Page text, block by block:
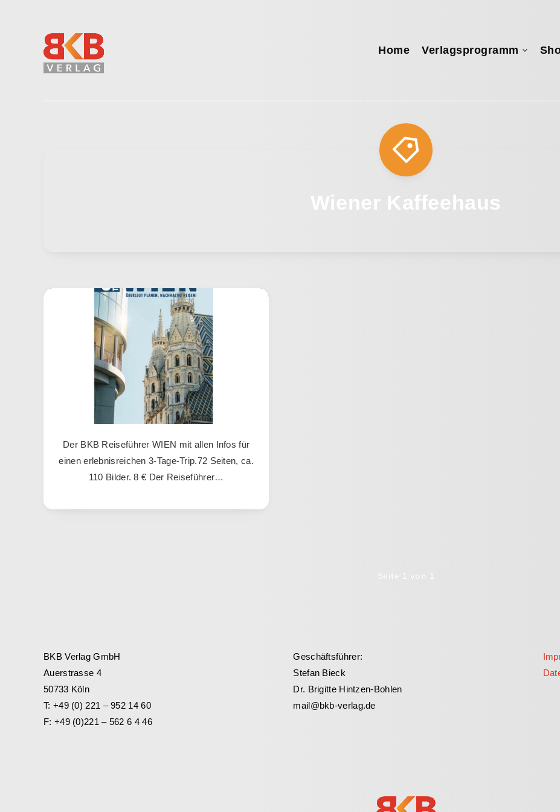
Home Verlagsprogramm
Wiener Kaffeehaus
Der BKB Reiseführer WIEN mit allen Infos für
einen erlebnisreichen 3-Tage-Trip.72 Seiten, ca.
110 Bilder. 8 € Der Reiseführer…
Seite 1 von 1
BKB Verlag GmbH
Auerstrasse 4
50733 Köln
T: +49 (0) 221 – 952 14 60
F: +49 (0)221 – 562 6 4 46
Geschäftsführer:
Stefan Bieck
Dr. Brigitte Hintzen-Bohlen
mail@bkb-verlag.de